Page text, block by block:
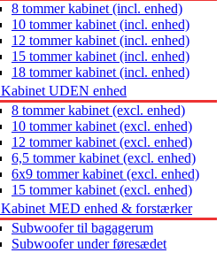
8 tommer kabinet (incl. enhed)
10 tommer kabinet (incl. enhed)
12 tommer kabinet (incl. enhed)
15 tommer kabinet (incl. enhed)
18 tommer kabinet (incl. enhed)
Kabinet UDEN enhed
8 tommer kabinet (excl. enhed)
10 tommer kabinet (excl. enhed)
12 tommer kabinet (excl. enhed)
6,5 tommer kabinet (excl. enhed)
6x9 tommer kabinet (excl. enhed)
15 tommer kabinet (excl. enhed)
Kabinet MED enhed & forstærker
Subwoofer til bagagerum
Subwoofer under føresædet